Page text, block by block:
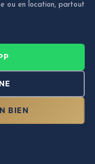
ou en location, partout
BIEN